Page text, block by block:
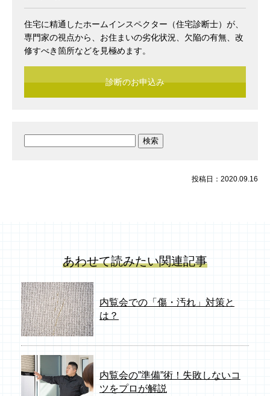
住宅に精通したホームインスペクター（住宅診断士）が、
専門家の視点から、お住まいの劣化状況、欠陥の有無、改
修すべき箇所などを見極めます。
診断のお申込み
投稿日：2020.09.16
あわせて読みたい関連記事
内覧会での「傷・汚れ」対策と
は？
内覧会の”準備”術！失敗しないコ
ツをプロが解説